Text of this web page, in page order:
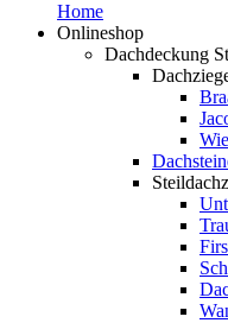
Home
Onlineshop
Dachdeckung